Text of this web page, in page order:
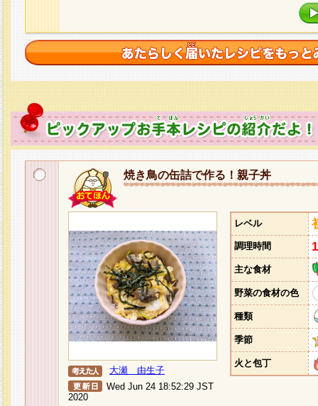
焼き鳥の缶詰で作る！親子丼
大瀬 由生子
Wed Jun 24 18:52:29 JST
2020
レベル
調理時間
主な食材
野菜の食材の色
種類
季節
火と包丁